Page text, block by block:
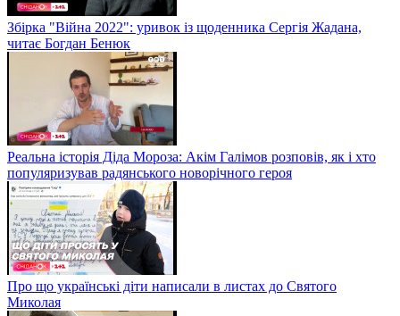
Збірка "Війна 2022": уривок із щоденника Сергія Жадана,
читає Богдан Бенюк
Реальна історія Діда Мороза: Акім Галімов розповів, як і хто
популяризував радянського новорічного героя
Про що українські діти написали в листах до Святого
Миколая